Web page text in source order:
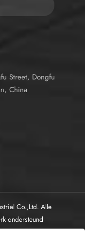
Street, Dongfu
China
Co.,Ltd. Alle
ondersteund